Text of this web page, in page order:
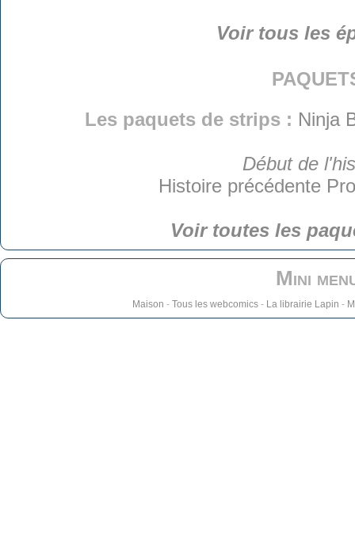
Voir tous les
Les paquets de strips : Ninja
Début de
Histoire précédente
Voir toutes les
Mini
Maison - Tous les webcomics- La librairie Lapin -